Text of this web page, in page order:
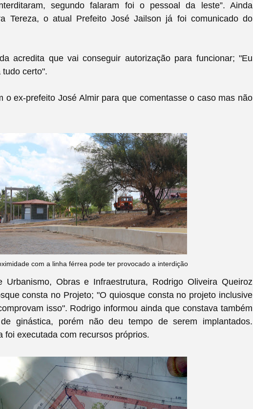
segundo falaram foi o pessoal da leste”. Ainda
Tereza, o atual Prefeito José Jailson já foi comunicado do
acredita que vai conseguir autorização para funcionar; "Eu
certo".
o ex-prefeito José Almir para que comentasse o caso mas não
com a linha férrea pode ter provocado a interdição
Urbanismo, Obras e Infraestrutura, Rodrigo Oliveira Queiroz
consta no Projeto; "O quiosque consta no projeto inclusive
isso". Rodrigo informou ainda que constava também
ginástica, porém não deu tempo de serem implantados.
foi executada com recursos próprios.